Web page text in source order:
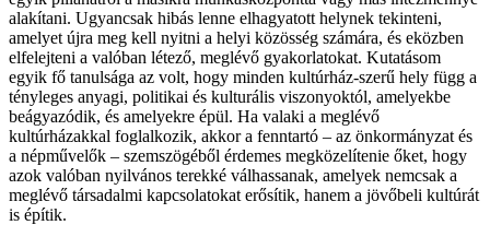
alakítani. Ugyancsak hibás lenne elhagyatott helynek tekinteni,
amelyet újra meg kell nyitni a helyi közösség számára, és eközben
elfelejteni a valóban létező, meglévő gyakorlatokat. Kutatásom
egyik fő tanulsága az volt, hogy minden kultúrház-szerű hely függ a
tényleges anyagi, politikai és kulturális viszonyoktól, amelyekbe
beágyazódik, és amelyekre épül. Ha valaki a meglévő
kultúrházakkal foglalkozik, akkor a fenntartó – az önkormányzat és
a népművelők – szemszögéből érdemes megközelítenie őket, hogy
azok valóban nyilvános terekké válhassanak, amelyek nemcsak a
meglévő társadalmi kapcsolatokat erősítik, hanem a jövőbeli kultúrát
is építik.